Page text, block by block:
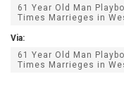
61 Year Old Man
Times Marrieges in
Via:
61 Year Old Man
Times Marrieges in